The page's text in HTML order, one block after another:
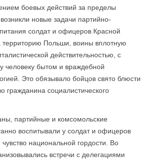
боевых действий за пределы
новые задачи партийно-
солдат и офицеров Красной
территорию Польши, воины вплотную
действительностью, с
человеку бытом и враждебной
Это обязывало бойцов свято блюсти
гражданина социалистического
партийные и комсомольские
воспитывали у солдат и офицеров
национальной гордости. Во
встречи с делегациями